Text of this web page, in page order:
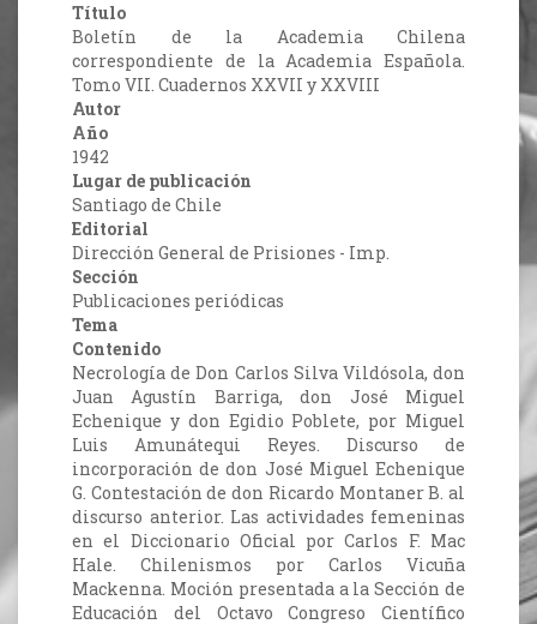
Título
Boletín de la Academia Chilena
correspondiente de la Academia Española.
Tomo VII. Cuadernos XXVII y XXVIII
Autor
Año
1942
Lugar de publicación
Santiago de Chile
Editorial
Dirección General de Prisiones - Imp.
Sección
Publicaciones periódicas
Tema
Contenido
Necrología de Don Carlos Silva Vildósola, don
Juan Agustín Barriga, don José Miguel
Echenique y don Egidio Poblete, por Miguel
Luis Amunátequi Reyes. Discurso de
incorporación de don José Miguel Echenique
G. Contestación de don Ricardo Montaner B. al
discurso anterior. Las actividades femeninas
en el Diccionario Oficial por Carlos F. Mac
Hale. Chilenismos por Carlos Vicuña
Mackenna. Moción presentada a la Sección de
Educación del Octavo Congreso Científico